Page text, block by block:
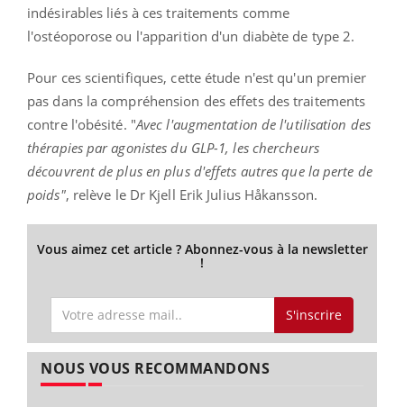
indésirables liés à ces traitements comme
l'ostéoporose ou l'apparition d'un diabète de type 2.
Pour ces scientifiques, cette étude n'est qu'un premier
pas dans la compréhension des effets des traitements
contre l'obésité. "Avec l'augmentation de l'utilisation des
thérapies par agonistes du GLP-1, les chercheurs
découvrent de plus en plus d'effets autres que la perte de
poids", relève le Dr Kjell Erik Julius Håkansson.
Vous aimez cet article ? Abonnez-vous à la newsletter
!
S'inscrire
NOUS VOUS RECOMMANDONS